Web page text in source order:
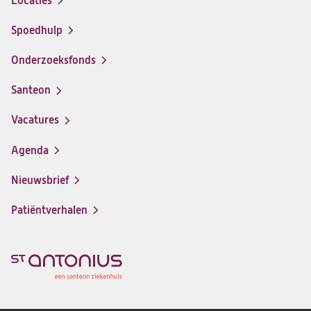
Spoedhulp
Onderzoeksfonds
Santeon
(opent
in
nieuwe
Vacatures
(opent
in
nieuwe
Agenda
Nieuwsbrief
Patiëntverhalen